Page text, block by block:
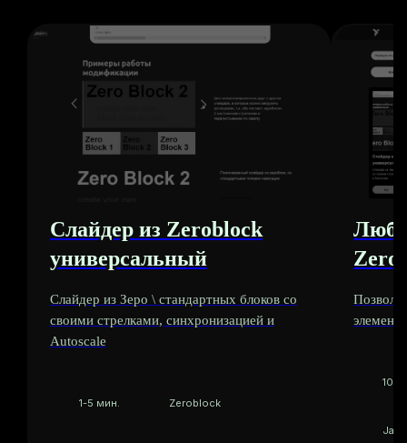
Слайдер из Zeroblock
универсальный
Слайдер из Зеро \ стандартных блоков со
своими стрелками, синхронизацией и
Autoscale
1-5 мин. Zeroblock
10+
Быть PRO= больше